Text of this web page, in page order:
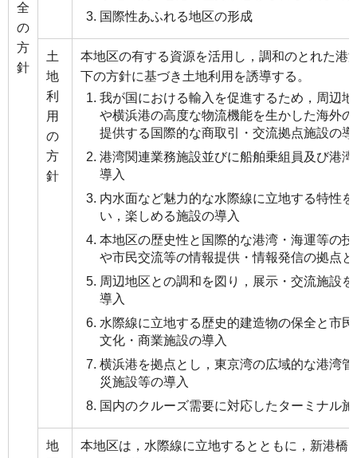
全
の
方
針
国際性あふれる地区の形成
土
地
利
用
の
方
針
本地区の有する資源を活用し，調和のとれた港
下の方針に基づき土地利用を誘導する。
我が国における輸入を促進するため，周辺
や横浜港の高度な物流機能を生かした海外
提供する国際的な商取引・交流拠点施設の導
港湾関連業務施設並びに船舶乗組員及び港
導入
内水面など魅力的な水際線に立地する特性
い，楽しめる施設の導入
本地区の歴史性と国際的な港湾・海運等の
や市民交流等の情報提供・情報発信の拠点
周辺地区との調和を図り，展示・交流施設
導入
水際線に立地する歴史的建造物の保全と市
文化・商業施設の導入
横浜港を拠点とし，東京湾の広域的な港湾
災施設等の導入
国内のクルーズ需要に対応したターミナル
地
本地区は，水際線に立地するとともに，新港橋